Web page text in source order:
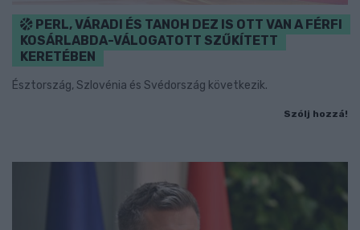
PERL, VÁRADI ÉS TANOH DEZ IS OTT VAN A FÉRFI
KOSÁRLABDA-VÁLOGATOTT SZŰKÍTETT
KERETÉBEN
Észtország, Szlovénia és Svédország következik.
Szólj hozzá!